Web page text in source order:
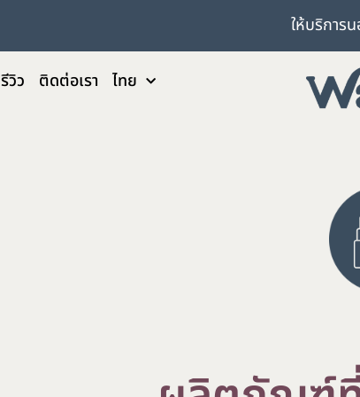
ให้บริการ
รีวิว ติดต่อเรา ไทย